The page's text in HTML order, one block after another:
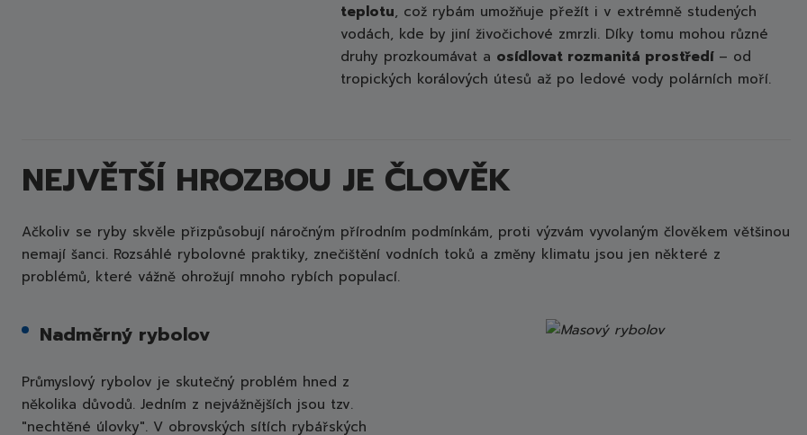
teplotu, což rybám umožňuje přežít i v extrémně studených
vodách, kde by jiní živočichové zmrzli. Díky tomu mohou různé
druhy prozkoumávat a osídlovat rozmanitá prostředí– od
tropických korálových útesů až po ledové vody polárních moří.
NEJVĚTŠÍ HROZBOU JE ČLOVĚK
Ačkoliv se ryby skvěle přizpůsobují náročným přírodním podmínkám, proti výzvám vyvolaným člověkem většinou
nemají šanci. Rozsáhlé rybolovné praktiky, znečištění vodních toků a změny klimatu jsou jen některé z
problémů, které vážně ohrožují mnoho rybích populací.
Nadměrný rybolov
Průmyslový rybolov je skutečný problém hned z
několika důvodů. Jedním z nejvážnějších jsou tzv.
"nechtěné úlovky". V obrovských sítích rybářských